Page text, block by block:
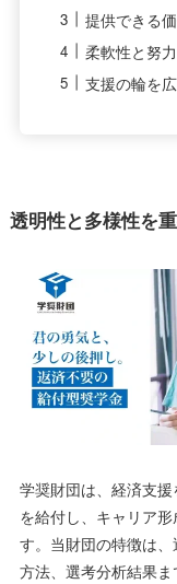
提供できる
柔軟性と努
支援の輪を
透明性と多様性を
学奨財団は、経済支
を給付し、キャリア
す。当財団の特徴は
方法、選考分析結果ま